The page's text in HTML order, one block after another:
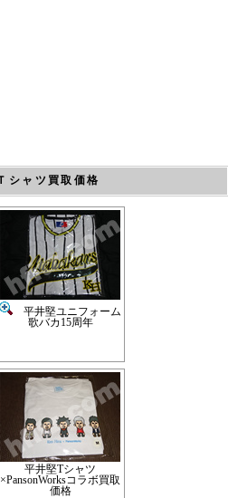
シャツ買取価格
平井堅ユニフォーム
歌バカ15周年
平井堅Tシャツ
×PansonWorksコラボ買取
価格